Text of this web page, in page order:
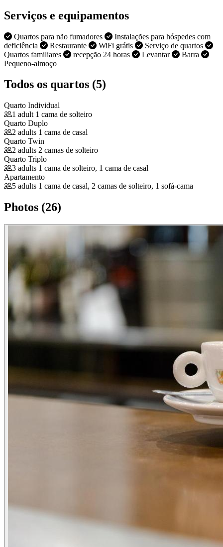
Serviços e equipamentos
Quartos para não fumadores
Instalações para hóspedes com
deficiência
Restaurante WiFi grátis
Serviço de quartos
Quartos familiares
recepção 24 horas Levantar
Barra
Pequeno-almoço
Todos os quartos (5)
Quarto Individual
1 adult 1 cama de solteiro
Quarto Duplo
2 adults 1 cama de casal
Quarto Twin
2 adults 2 camas de solteiro
Quarto Triplo
3 adults 1 cama de solteiro, 1 cama de casal
Apartamento
5 adults 1 cama de casal, 2 camas de solteiro, 1 sofá-cama
Photos (26)